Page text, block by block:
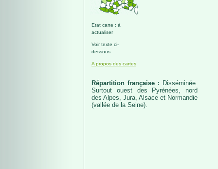
Etat carte : à
actualiser
Voir texte ci-
dessous
A propos des cartes
Répartition française : Disséminée.
Surtout ouest des Pyrénées, nord
des Alpes, Jura, Alsace et Normandie
(vallée de la Seine).